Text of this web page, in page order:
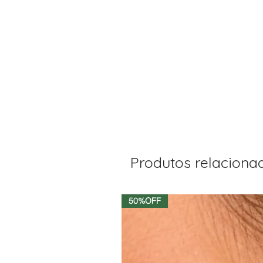
Produtos
50%OFF